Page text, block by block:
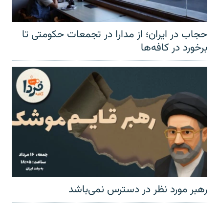
حجاب در ایران؛ از مدارا در تجمعات حکومتی تا
برخورد در کافه‌ها
رهبر مورد نظر در دسترس نمی‌باشد